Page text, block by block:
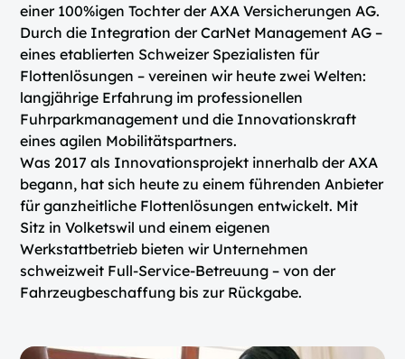
einer 100%igen Tochter der AXA Versicherungen AG.
Durch die Integration der CarNet Management AG –
eines etablierten Schweizer Spezialisten für
Flottenlösungen – vereinen wir heute zwei Welten:
langjährige Erfahrung im professionellen
Fuhrparkmanagement und die Innovationskraft
eines agilen Mobilitätspartners.
Was 2017 als Innovationsprojekt innerhalb der AXA
begann, hat sich heute zu einem führenden Anbieter
für ganzheitliche Flottenlösungen entwickelt. Mit
Sitz in Volketswil und einem eigenen
Werkstattbetrieb bieten wir Unternehmen
schweizweit Full-Service-Betreuung – von der
Fahrzeugbeschaffung bis zur Rückgabe.